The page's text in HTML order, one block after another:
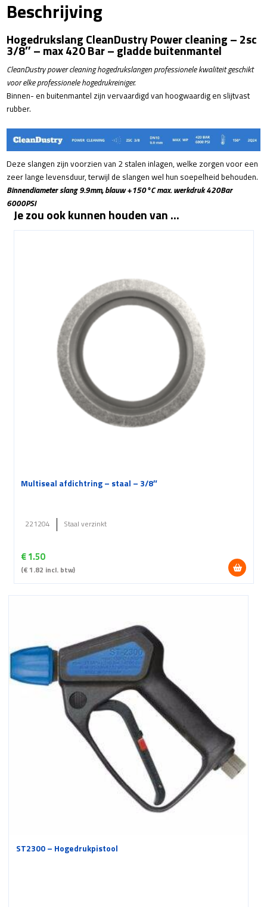
-
buitendraad
-
M22x1.5
aantal
Beschrijving
Hogedrukslang CleanDustry Power cleaning – 2sc
3/8″ – max 420 Bar – gladde buitenmantel
CleanDustry power cleaning hogedrukslangen professionele kwaliteit geschikt
voor elke professionele hogedrukreiniger.
Binnen- en buitenmantel zijn vervaardigd van hoogwaardig en slijtvast
rubber.
Deze slangen zijn voorzien van 2 stalen inlagen, welke zorgen voor een
zeer lange levensduur, terwijl de slangen wel hun soepelheid behouden.
Binnendiameter slang 9.9mm, blauw +150°C max. werkdruk 420Bar
6000PSI
Je zou ook kunnen houden van …
Multiseal afdichtring – staal – 3/8″
€1.50
(€ 1.82 incl. btw)
221204 Staal verzinkt
ST2300 – Hogedrukpistool